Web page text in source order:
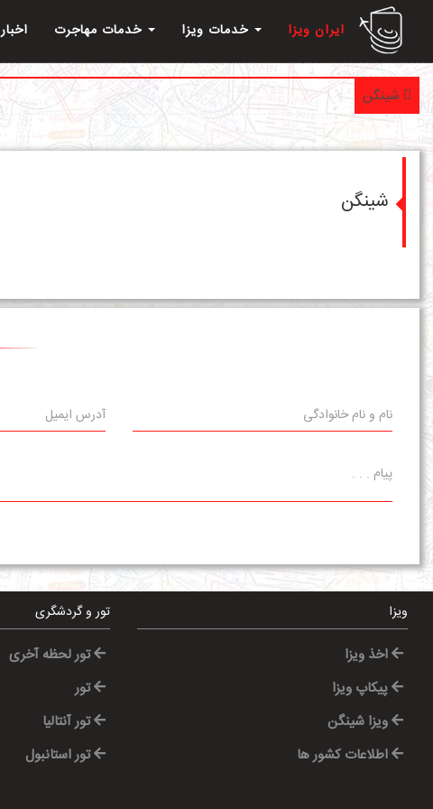
ایران ویزا اخبار
شینگن
ویزا
اخذ ویزا
پیکاپ ویزا
ویزا شینگن
اطلاعات کشور ها
تور و گردشگری
تور لحظه آخری
تور
تور آنتالیا
تور استانبول